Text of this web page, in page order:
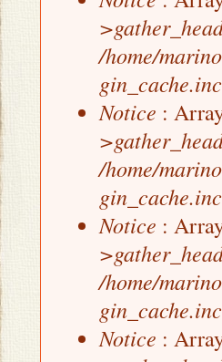
/home/
gin_cache.inc
Notice :
/home/
gin_cache.inc
Notice :
/home/
gin_cache.inc
Notice :